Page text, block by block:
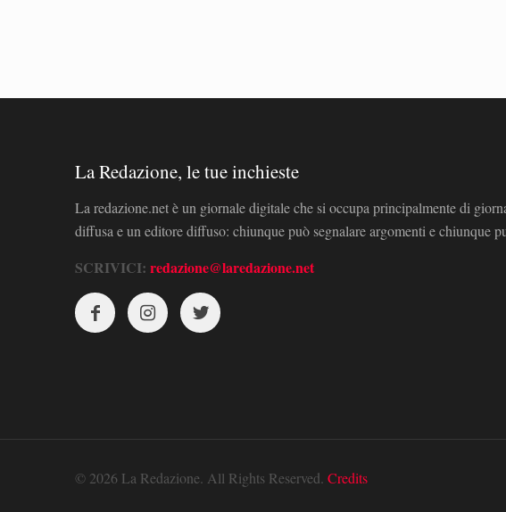
La Redazione, le tue inchieste
La redazione.net è un giornale digitale che si occupa principalmente di
diffusa e un editore diffuso: chiunque può segnalare argomenti e chiunque
SCRIVICI: redazione@laredazione.net
© 2026 La Redazione. All Rights Reserved. Credits